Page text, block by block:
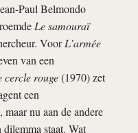
Paul Belmondo
Le samouraï
VoorL’armée
van een
cercle rouge(1970) zet
een
nu aan de andere
staat. Wat